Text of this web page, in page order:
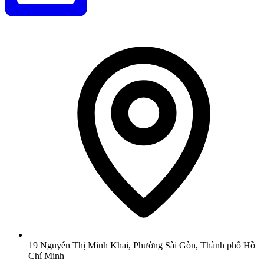
19 Nguyễn Thị Minh Khai, Phường Sài Gòn, Thành phố Hồ
Chí Minh